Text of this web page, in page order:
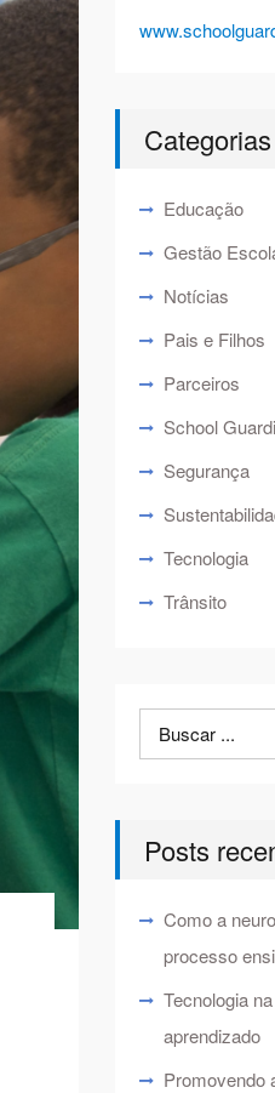
Categorias
Educação
Gestão
Notícias
Pais e Filhos
Parceiros
School
Segurança
Tecnologia
Trânsito
Search
for:
Posts
Como a
processo
Tecnologia
aprendizado
Promovendo